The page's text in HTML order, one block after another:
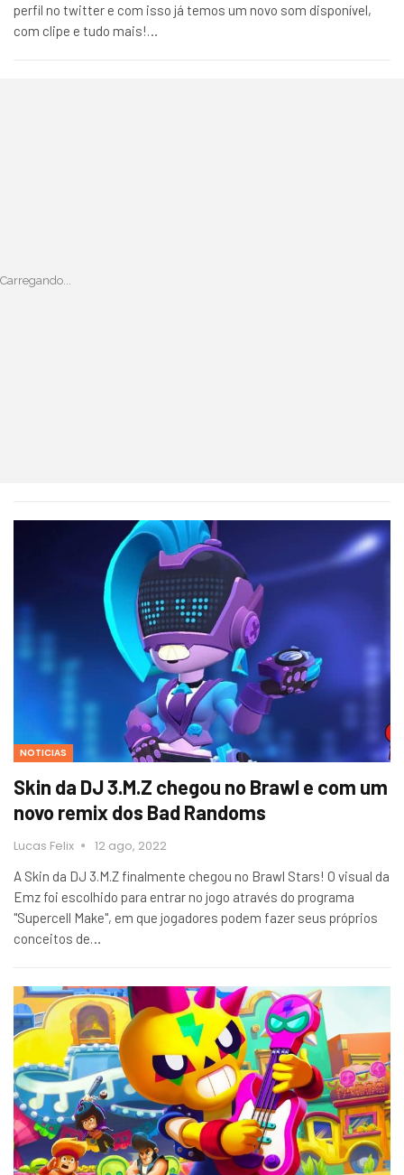
perfil no twitter e com isso já temos um novo som disponível,
com clipe e tudo mais!…
Carregando...
NOTICIAS
Skin da DJ 3.M.Z chegou no Brawl e com um
novo remix dos Bad Randoms
Lucas Felix 12 ago, 2022
A Skin da DJ 3.M.Z finalmente chegou no Brawl Stars! O visual da
Emz foi escolhido para entrar no jogo através do programa
"Supercell Make", em que jogadores podem fazer seus próprios
conceitos de…